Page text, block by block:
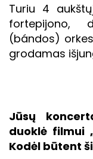
Turiu 4
fortepijono,
(bándos)
grodamas
Jūsų
duoklė filmui
Kodėl būtent